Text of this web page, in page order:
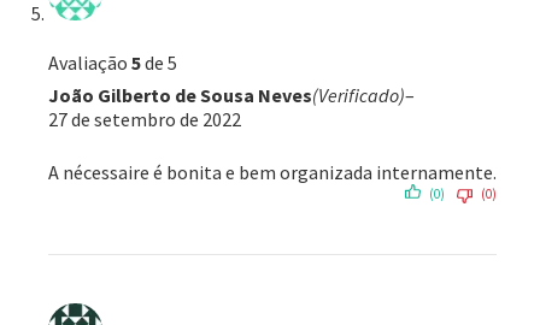
Avaliação 5de 5
João Gilberto de Sousa Neves(Verificado)–
27 de setembro de 2022
A nécessaire é bonita e bem organizada internamente.
(0) (0)